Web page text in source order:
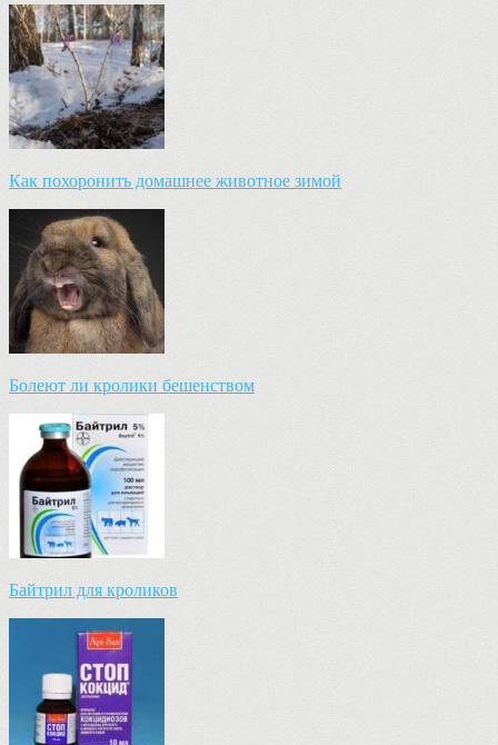
Как похоронить домашнее животное зимой
Болеют ли кролики бешенством
Байтрил для кроликов